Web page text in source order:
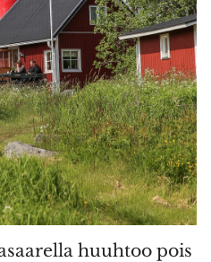
huuhtoo pois